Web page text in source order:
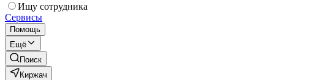
Ищу сотрудника
Сервисы
Помощь
Ещё
Поиск
Киржач